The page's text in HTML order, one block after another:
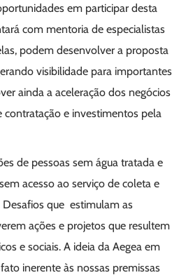
em participar desta
com mentoria de especialistas
podem desenvolver a proposta
visibilidade para importantes
ainda a aceleração dos negócios
e investimentos pela
de pessoas sem água tratada e
acesso ao serviço de coleta e
que estimulam as
ações e projetos que resultem
e sociais. A ideia da Aegea em
inerente às nossas premissas